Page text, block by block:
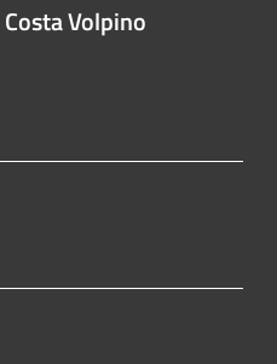
Volpino